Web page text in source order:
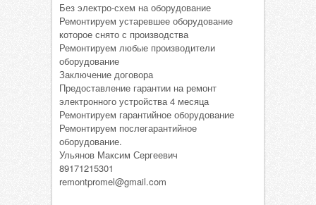
Без электро-схем на оборудование
Ремонтируем устаревшее оборудование
которое снято с производства
Ремонтируем любые производители
оборудование
Заключение договора
Предоставление гарантии на ремонт
электронного устройства 4 месяца
Ремонтируем гарантийное оборудование
Ремонтируем послегарантийное
оборудование.
Ульянов Максим Сергеевич
89171215301
remontpromel@gmail.com